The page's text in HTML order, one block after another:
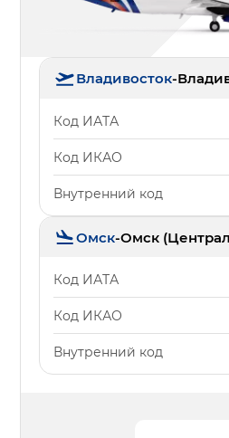
Владивосток-
Код ИАТА
Код ИКАО
Внутренний код
Омск-Омск
Код ИАТА
Код ИКАО
Внутренний код